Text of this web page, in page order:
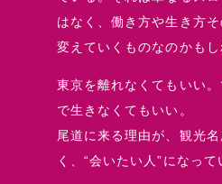
はなく、働き方や生き方
変えていくものなのかもし
東京を離れなくてもいい
で生きなくてもいい。
尾道に来る理由が、観光
く、“会いたい人”になって